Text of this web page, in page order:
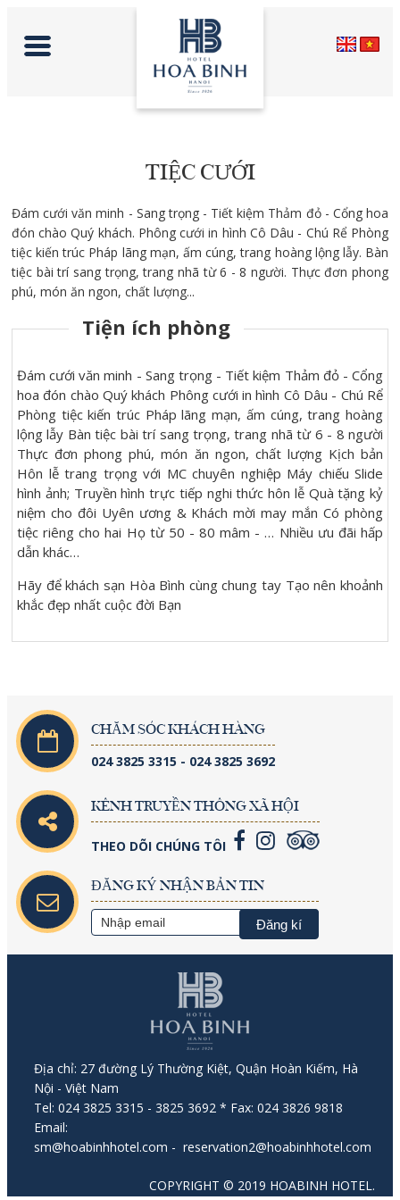
TIỆC CƯỚI
Đám cưới văn minh - Sang trọng - Tiết kiệm Thảm đỏ - Cổng hoa
đón chào Quý khách. Phông cưới in hình Cô Dâu - Chú Rể Phòng
tiệc kiến trúc Pháp lãng mạn, ấm cúng, trang hoàng lộng lẫy. Bàn
tiệc bài trí sang trọng, trang nhã từ 6 - 8 người. Thực đơn phong
phú, món ăn ngon, chất lượng...
Tiện ích phòng
Đám cưới văn minh - Sang trọng - Tiết kiệm Thảm đỏ - Cổng
hoa đón chào Quý khách Phông cưới in hình Cô Dâu - Chú Rể
Phòng tiệc kiến trúc Pháp lãng mạn, ấm cúng, trang hoàng
lộng lẫy Bàn tiệc bài trí sang trọng, trang nhã từ 6 - 8 người
Thực đơn phong phú, món ăn ngon, chất lượng Kịch bản
Hôn lễ trang trọng với MC chuyên nghiệp Máy chiếu Slide
hình ảnh; Truyền hình trực tiếp nghi thức hôn lễ Quà tặng kỷ
niệm cho đôi Uyên ương & Khách mời may mắn Có phòng
tiệc riêng cho hai Họ từ 50 - 80 mâm - … Nhiều ưu đãi hấp
dẫn khác…
Hãy để khách sạn Hòa Bình cùng chung tay Tạo nên khoảnh
khắc đẹp nhất cuộc đời Bạn
CHĂM SÓC KHÁCH HÀNG
024 3825 3315 - 024 3825 3692
KÊNH TRUYỀN THÔNG XÃ HỘI
THEO DÕI CHÚNG TÔI
ĐĂNG KÝ NHẬN BẢN TIN
Địa chỉ: 27 đường Lý Thường Kiệt, Quận Hoàn Kiếm, Hà
Nội - Việt Nam
Tel: 024 3825 3315 - 3825 3692 * Fax: 024 3826 9818
Email:
sm@hoabinhhotel.com - reservation2@hoabinhhotel.com
COPYRIGHT © 2019 HOABINH HOTEL.